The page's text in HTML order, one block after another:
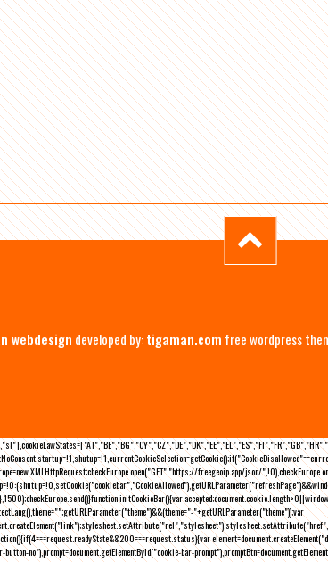
webdesign developed by:tigaman.com free wordpress
XMLHttpRequest;checkEurope.open("GET","https://freegeoip.app/json/
initCookieBar(){var
"+getURLParameter("theme"));var
no"),prompt=document.getElementById("cookie-bar-